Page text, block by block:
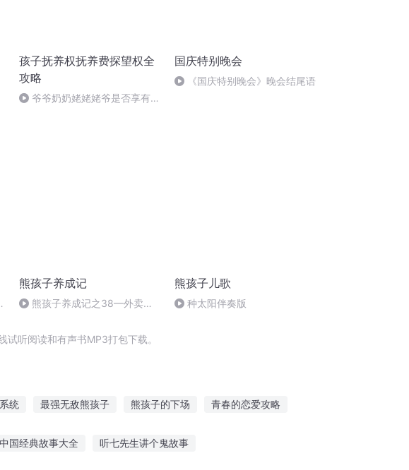
孩子抚养权抚养费探望权全
攻略
爷爷奶奶姥姥姥爷是否享有探
国庆特别晚会
《国庆特别晚会》晚会结尾语
熊孩子养成记
熊孩子养成记之38—外卖离
熊孩子儿歌
种太阳伴奏版
听阅读和有声书MP3打包下载。
统 最强无敌熊孩子 熊孩子的下场 青春的恋爱攻略
国经典故事大全 听七先生讲个鬼故事